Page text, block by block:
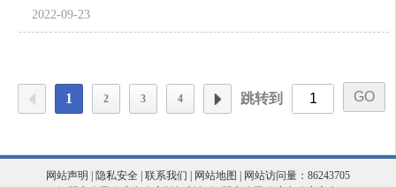
2022-09-23
1 2 3 4 跳转到
网站声明 隐私安全 联系我们 网站地图
| 网站访问量：86243705